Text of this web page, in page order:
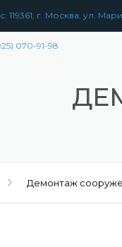
119361, г. Москва, ул.
070-91-98
Демонтаж